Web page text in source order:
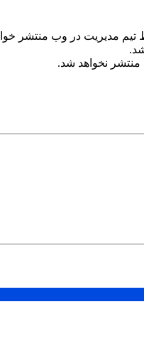
تیم مدیریت در وب منتشر
منتشر نخواهد شد.